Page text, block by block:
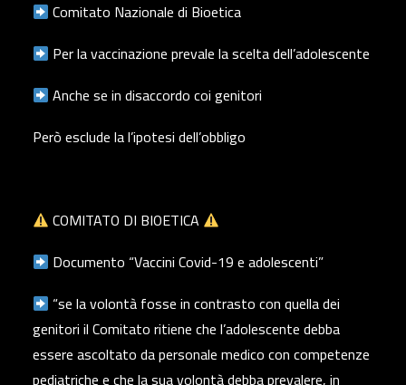
Comitato Nazionale di Bioetica
Per la vaccinazione prevale la scelta dell’adolescente
Anche se in disaccordo coi genitori
Però esclude la l’ipotesi dell’obbligo
COMITATO DI BIOETICA
Documento “Vaccini Covid-19 e adolescenti”
“se la volontà fosse in contrasto con quella dei
genitori il Comitato ritiene che l’adolescente debba
essere ascoltato da personale medico con competenze
pediatriche e che la sua volontà debba prevalere, in